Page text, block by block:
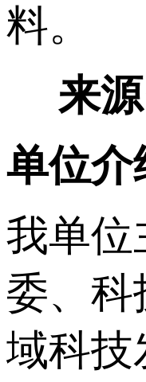
料。
来源
单位介
我单位
委、科
域科技